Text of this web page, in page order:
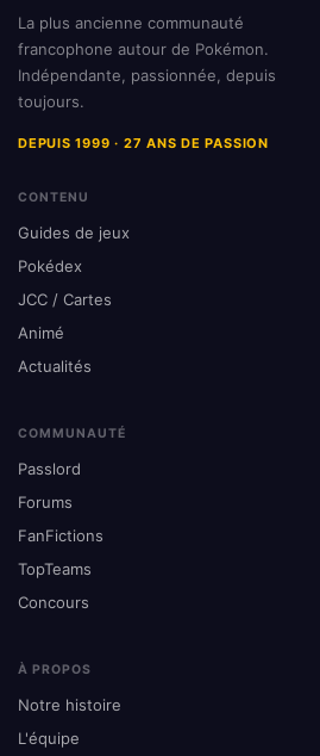
La plus ancienne communauté
francophone autour de Pokémon.
Indépendante, passionnée, depuis
toujours.
DEPUIS 1999 · 27 ANS DE PASSION
CONTENU
Guides de jeux
Pokédex
JCC / Cartes
Animé
Actualités
COMMUNAUTÉ
Passlord
Forums
FanFictions
TopTeams
Concours
À PROPOS
Notre histoire
L'équipe